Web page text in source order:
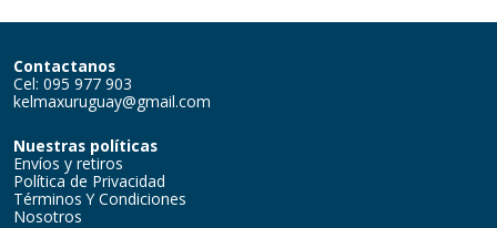
Contactanos
Cel: 095 977 903
kelmaxuruguay@gmail.com
Nuestras políticas
Envíos y retiros
Política de Privacidad
Términos Y Condiciones
Nosotros